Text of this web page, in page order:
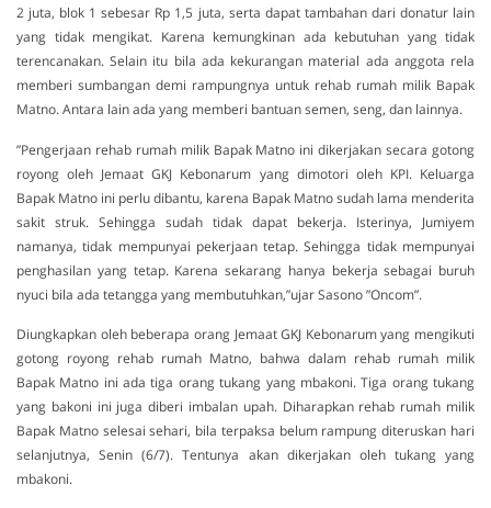
2 juta, blok 1 sebesar Rp 1,5 juta, serta dapat tambahan dari donatur lain
yang tidak mengikat. Karena kemungkinan ada kebutuhan yang tidak
terencanakan. Selain itu bila ada kekurangan material ada anggota rela
memberi sumbangan demi rampungnya untuk rehab rumah milik Bapak
Matno. Antara lain ada yang memberi bantuan semen, seng, dan lainnya.
”Pengerjaan rehab rumah milik Bapak Matno ini dikerjakan secara gotong
royong oleh Jemaat GKJ Kebonarum yang dimotori oleh KPI. Keluarga
Bapak Matno ini perlu dibantu, karena Bapak Matno sudah lama menderita
sakit struk. Sehingga sudah tidak dapat bekerja. Isterinya, Jumiyem
namanya, tidak mempunyai pekerjaan tetap. Sehingga tidak mempunyai
penghasilan yang tetap. Karena sekarang hanya bekerja sebagai buruh
nyuci bila ada tetangga yang membutuhkan,”ujar Sasono ”Oncom”.
Diungkapkan oleh beberapa orang Jemaat GKJ Kebonarum yang mengikuti
gotong royong rehab rumah Matno, bahwa dalam rehab rumah milik
Bapak Matno ini ada tiga orang tukang yang mbakoni. Tiga orang tukang
yang bakoni ini juga diberi imbalan upah. Diharapkan rehab rumah milik
Bapak Matno selesai sehari, bila terpaksa belum rampung diteruskan hari
selanjutnya, Senin (6/7). Tentunya akan dikerjakan oleh tukang yang
mbakoni.